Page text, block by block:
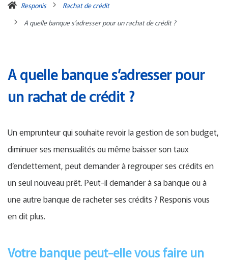
Responis
Rachat de crédit
A quelle banque s’adresser pour un rachat de crédit ?
A quelle banque s’adresser pour
un rachat de crédit ?
Un emprunteur qui souhaite revoir la gestion de son budget,
diminuer ses mensualités ou même baisser son taux
d’endettement, peut demander à regrouper ses crédits en
un seul nouveau prêt. Peut-il demander à sa banque ou à
une autre banque de racheter ses crédits ? Responis vous
en dit plus.
Votre banque peut-elle vous faire un